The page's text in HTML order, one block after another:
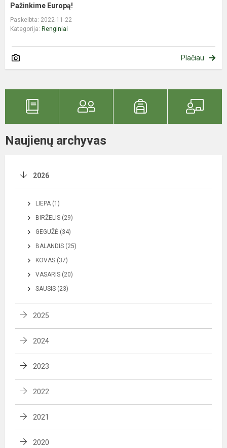
Pažinkime Europą!
Paskelbta: 2022-11-22
Kategorija: Renginiai
Plačiau
Naujienų archyvas
2026
LIEPA (1)
BIRŽELIS (29)
GEGUŽĖ (34)
BALANDIS (25)
KOVAS (37)
VASARIS (20)
SAUSIS (23)
2025
2024
2023
2022
2021
2020